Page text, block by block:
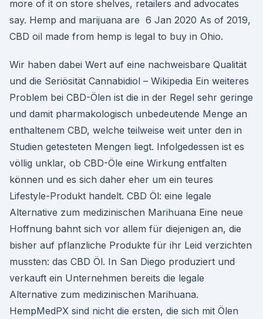
more of it on store shelves, retailers and advocates
say. Hemp and marijuana are 6 Jan 2020 As of 2019,
CBD oil made from hemp is legal to buy in Ohio.
Wir haben dabei Wert auf eine nachweisbare Qualität
und die Seriösität Cannabidiol – Wikipedia Ein weiteres
Problem bei CBD-Ölen ist die in der Regel sehr geringe
und damit pharmakologisch unbedeutende Menge an
enthaltenem CBD, welche teilweise weit unter den in
Studien getesteten Mengen liegt. Infolgedessen ist es
völlig unklar, ob CBD-Öle eine Wirkung entfalten
können und es sich daher eher um ein teures
Lifestyle-Produkt handelt. CBD Öl: eine legale
Alternative zum medizinischen Marihuana Eine neue
Hoffnung bahnt sich vor allem für diejenigen an, die
bisher auf pflanzliche Produkte für ihr Leid verzichten
mussten: das CBD Öl. In San Diego produziert und
verkauft ein Unternehmen bereits die legale
Alternative zum medizinischen Marihuana.
HempMedPX sind nicht die ersten, die sich mit Ölen